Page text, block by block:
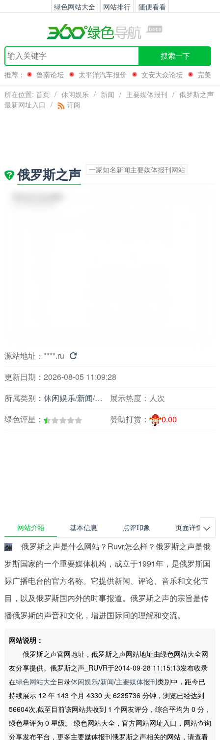
绿色网站大全 网站排行 随便看看
搜索一下
推荐： 鲁南论坛 太平洋汽车报价 文安大众论坛
完美
所在位置: 首页 / 休闲娱乐 / 新闻 / 主要媒体报刊 / 俄罗斯之声
最新网址入口 / 订阅
俄罗斯之声 一家知名新闻主要媒体报刊网站
源站地址： ****.ru 
更新日期：2026-08-05 11:09:28
所属类别： 休闲娱乐/新闻/主要媒体报刊
展示热度： 人次
绿色评星：
赞助打赏： 0.00
网站介绍 基本信息 点评印象 页面详情 
俄罗斯之声是什么网站？Ruvr怎么样？俄罗斯之声是俄
罗斯国家的一个重要媒体机构，成立于1991年，是俄罗斯国
际广播电台的官方名称。它提供新闻、评论、音乐和文化节
目，以及俄罗斯国内外的时事报道。俄罗斯之声的宗旨是传
播俄罗斯的声音和文化，增进国际间的理解和交流。
网站说明：
俄罗斯之声官网地址，俄罗斯之声网站地址由绿色网站大全网
友分享提供。俄罗斯之声_RUVR于2014-09-28 11:15:13发布收录
在绿色网站大全目录休闲娱乐/新闻/主要媒体报刊类别中，距今已
持续展示 12 年 143 个月 4330 天 6235736 分钟，浏览已经达到
56604次,截至目前该网站共收到 1 个网友评分，综合平均为 0 分，
绿色星评为 0 星级。 绿色网站大全，官方网站网址入口，网站查询
分享发布平台，更多主要媒体报刊俄罗斯之声相关的网站，请查看